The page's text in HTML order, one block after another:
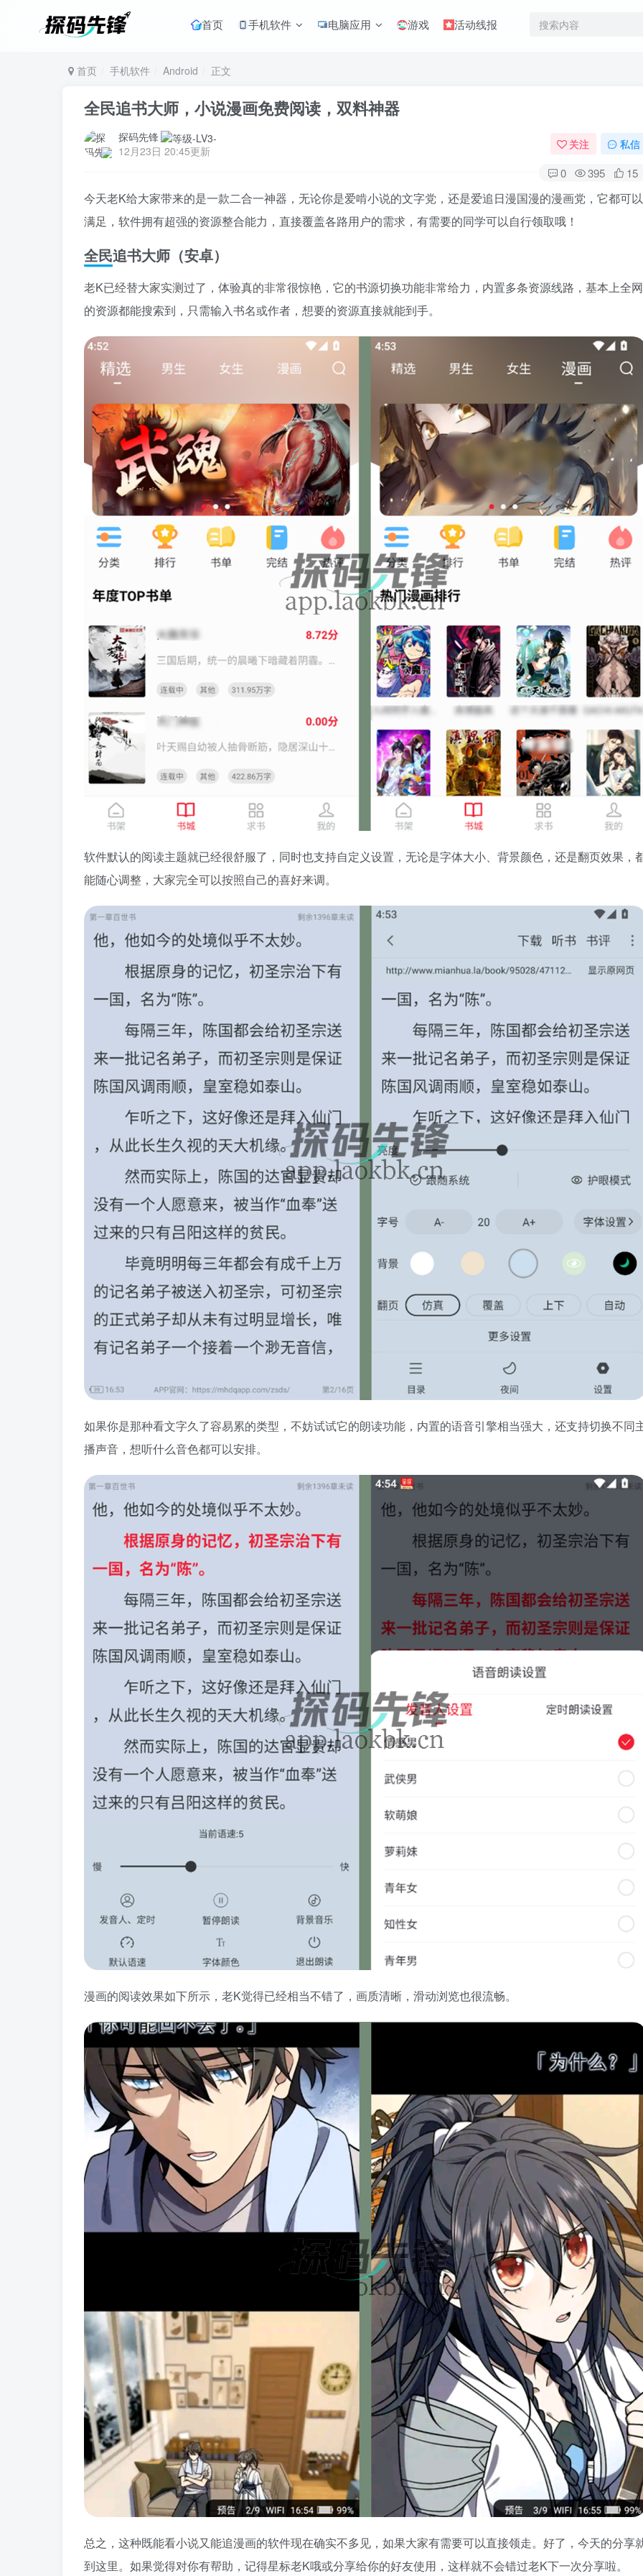
首页 手机软件 电脑应用 游戏 活动线报
首页 手机软件 Android 正文
全民追书大师，小说漫画免费阅读，双料神器
探码先锋
12月23日 20:45更新
关注 私信
0 395 15
今天老K给大家带来的是一款二合一神器，无论你是爱啃小说的文字党，还是爱追日漫国漫的漫画党，它都可以
满足，软件拥有超强的资源整合能力，直接覆盖各路用户的需求，有需要的同学可以自行领取哦！
全民追书大师（安卓）
老K已经替大家实测过了，体验真的非常很惊艳，它的书源切换功能非常给力，内置多条资源线路，基本上全网
的资源都能搜索到，只需输入书名或作者，想要的资源直接就能到手。
软件默认的阅读主题就已经很舒服了，同时也支持自定义设置，无论是字体大小、背景颜色，还是翻页效果，
能随心调整，大家完全可以按照自己的喜好来调。
如果你是那种看文字久了容易累的类型，不妨试试它的朗读功能，内置的语音引擎相当强大，还支持切换不同
播声音，想听什么音色都可以安排。
漫画的阅读效果如下所示，老K觉得已经相当不错了，画质清晰，滑动浏览也很流畅。
总之，这种既能看小说又能追漫画的软件现在确实不多见，如果大家有需要可以直接领走。好了，今天的分享
到这里。如果觉得对你有帮助，记得星标老K哦或分享给你的好友使用，这样就不会错过老K下一次分享啦。